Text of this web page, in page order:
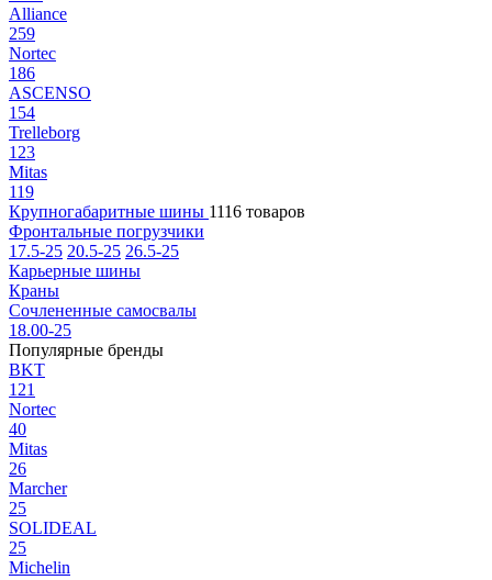
Alliance
259
Nortec
186
ASCENSO
154
Trelleborg
123
Mitas
119
Крупногабаритные шины 1116 товаров
Фронтальные погрузчики
17.5-25 20.5-25 26.5-25
Карьерные шины
Краны
Сочлененные самосвалы
18.00-25
Популярные бренды
BKT
121
Nortec
40
Mitas
26
Marcher
25
SOLIDEAL
25
Michelin